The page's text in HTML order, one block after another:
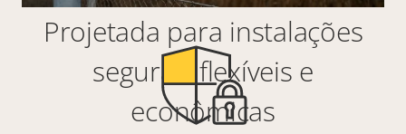
Projetada para instalações
seguras, flexíveis e
econômicas